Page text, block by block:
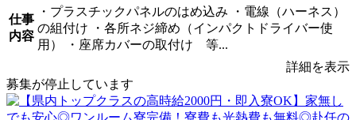
仕事
内容
・プラスチックパネルのはめ込み ・電線（ハーネス）
の組付け ・各所ネジ締め（インパクトドライバー使
用） ・座席カバーの取付け 等...
詳細を表示
募集が停止しています